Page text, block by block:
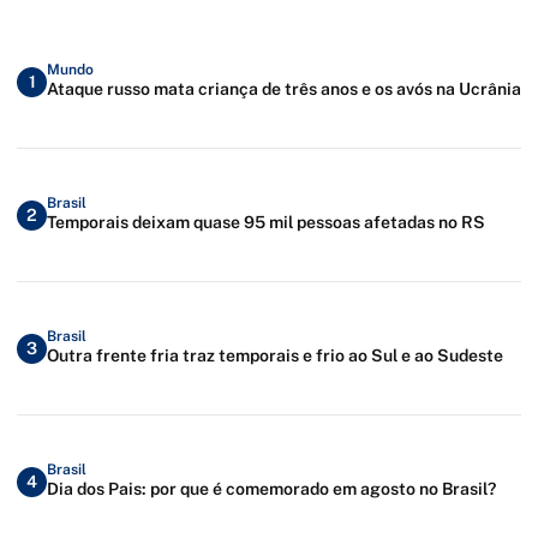
1
Mundo
Ataque russo mata criança de três anos e os avós na Ucrânia
2
Brasil
Temporais deixam quase 95 mil pessoas afetadas no RS
3
Brasil
Outra frente fria traz temporais e frio ao Sul e ao Sudeste
4
Brasil
Dia dos Pais: por que é comemorado em agosto no Brasil?